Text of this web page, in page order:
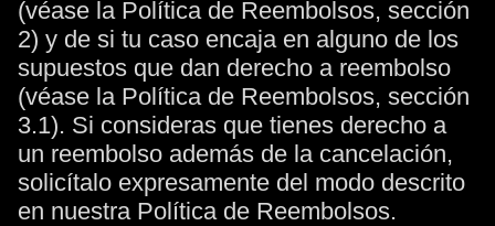
(véase la Política de Reembolsos, sección
2) y de si tu caso encaja en alguno de los
supuestos que dan derecho a reembolso
(véase la Política de Reembolsos, sección
3.1). Si consideras que tienes derecho a
un reembolso además de la cancelación,
solicítalo expresamente del modo descrito
en nuestra Política de Reembolsos.